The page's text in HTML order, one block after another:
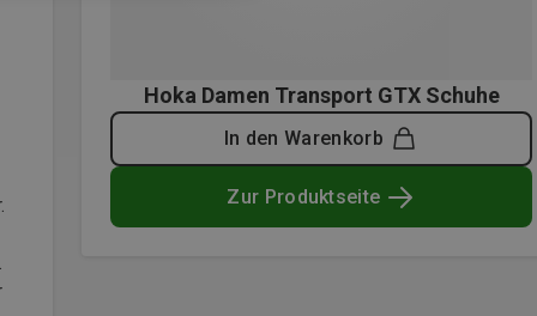
Hoka Damen Transport GTX Schuhe
In den Warenkorb
Zur Produktseite